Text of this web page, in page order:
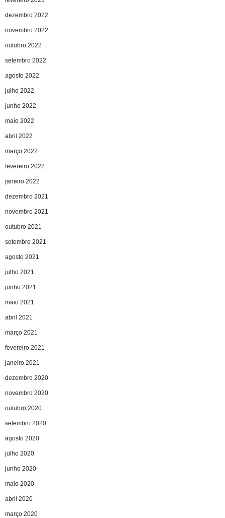
dezembro 2022
novembro 2022
outubro 2022
setembro 2022
agosto 2022
julho 2022
junho 2022
maio 2022
abril 2022
março 2022
fevereiro 2022
janeiro 2022
dezembro 2021
novembro 2021
outubro 2021
setembro 2021
agosto 2021
julho 2021
junho 2021
maio 2021
abril 2021
março 2021
fevereiro 2021
janeiro 2021
dezembro 2020
novembro 2020
outubro 2020
setembro 2020
agosto 2020
julho 2020
junho 2020
maio 2020
abril 2020
março 2020